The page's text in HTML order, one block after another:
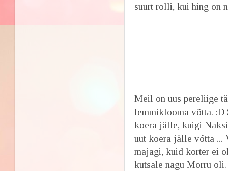
suurt rolli, kui hing on
Meil on uus pereliige
lemmiklooma võtta.
koera jälle, kuigi
uut koera jälle võtta ...
majagi, kuid korter ei
kutsale nagu Morru oli.